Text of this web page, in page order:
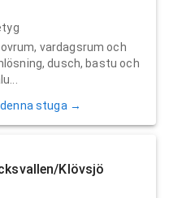
vardagsrum och
dusch, bastu och
stuga →
Klövsjö